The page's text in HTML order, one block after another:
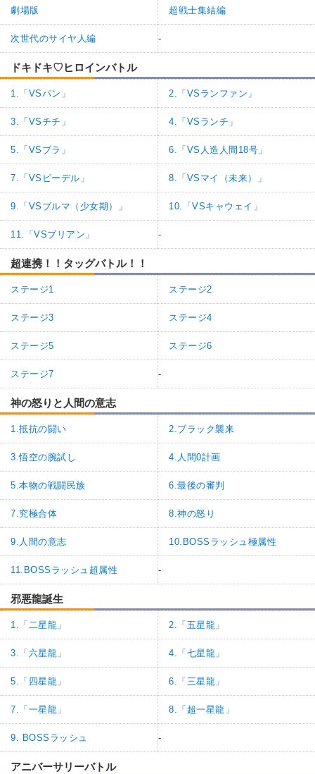
劇場版 超戦士集結編
次世代のサイヤ人編 -
ドキドキ♡ヒロインバトル
1.「VSパン」 2.「VSランファン」
3.「VSチチ」 4.「VSランチ」
5.「VSブラ」 6.「VS人造人間18号」
7.「VSビーデル」 8.「VSマイ（未来）」
9.「VSブルマ（少女期）」 10.「VSキャウェイ」
11.「VSブリアン」 -
超連携！！タッグバトル！！
ステージ1 ステージ2
ステージ3 ステージ4
ステージ5 ステージ6
ステージ7 -
神の怒りと人間の意志
1.抵抗の闘い 2.ブラック襲来
3.悟空の腕試し 4.人間0計画
5.本物の戦闘民族 6.最後の審判
7.究極合体 8.神の怒り
9.人間の意志 10.BOSSラッシュ極属性
11.BOSSラッシュ超属性 -
邪悪龍誕生
1.「二星龍」 2.「五星龍」
3.「六星龍」 4.「七星龍」
5.「四星龍」 6.「三星龍」
7.「一星龍」 8.「超一星龍」
9. BOSSラッシュ -
アニバーサリーバトル